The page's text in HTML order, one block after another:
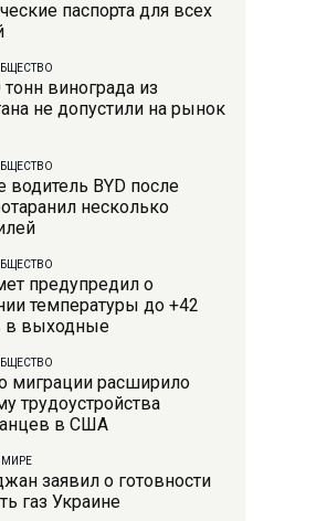
паспорта для всех
винограда из
не допустили на рынок
водитель BYD после
несколько
предупредил о
температуры до +42
в выходные
миграции расширило
трудоустройства
в США
МИРЕ
заявил о готовности
газ Украине